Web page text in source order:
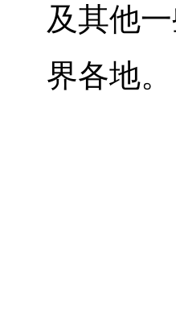
及其他
界各地。